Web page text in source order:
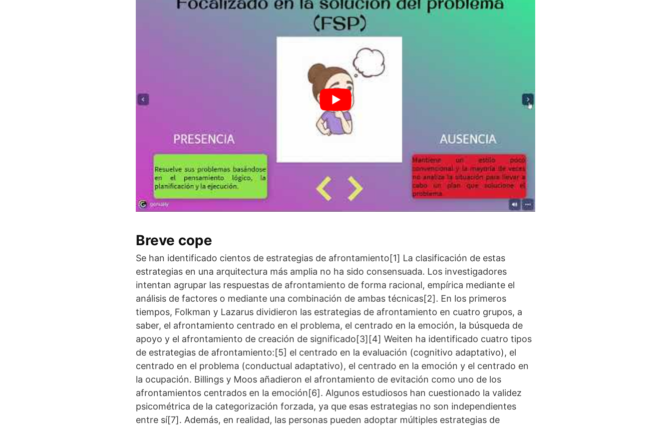
Breve cope
Se han identificado cientos de estrategias de afrontamiento[1] La clasificación de estas
estrategias en una arquitectura más amplia no ha sido consensuada. Los investigadores
intentan agrupar las respuestas de afrontamiento de forma racional, empírica mediante el
análisis de factores o mediante una combinación de ambas técnicas[2]. En los primeros
tiempos, Folkman y Lazarus dividieron las estrategias de afrontamiento en cuatro grupos, a
saber, el afrontamiento centrado en el problema, el centrado en la emoción, la búsqueda de
apoyo y el afrontamiento de creación de significado[3][4] Weiten ha identificado cuatro tipos
de estrategias de afrontamiento:[5] el centrado en la evaluación (cognitivo adaptativo), el
centrado en el problema (conductual adaptativo), el centrado en la emoción y el centrado en
la ocupación. Billings y Moos añadieron el afrontamiento de evitación como uno de los
afrontamientos centrados en la emoción[6]. Algunos estudiosos han cuestionado la validez
psicométrica de la categorización forzada, ya que esas estrategias no son independientes
entre sí[7]. Además, en realidad, las personas pueden adoptar múltiples estrategias de